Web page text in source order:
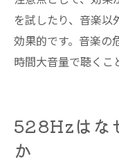
を試したり、音楽以
効果的です。音楽の
時間大音量で聴くこ
528Hzはな
か